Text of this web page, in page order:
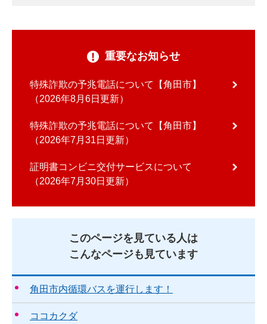
重要なお知らせ
特殊詐欺の予兆電話について【角田市】
2026年8月6日更新
特殊詐欺の予兆電話について【角田市】
2026年7月31日更新
証明書コンビニ交付サービスについて
2026年7月30日更新
このページを見ている人は
こんなページも見ています
角田市内循環バスを運行します！
ココカクダ